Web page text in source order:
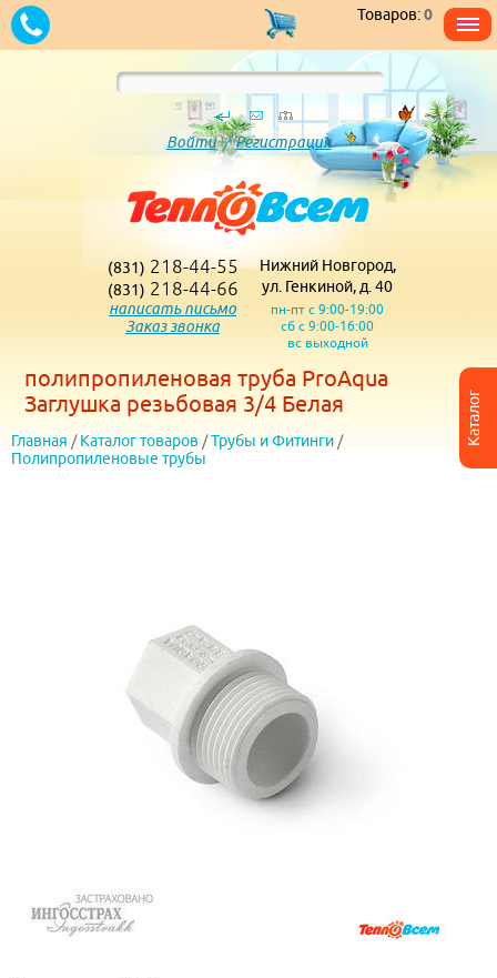
Каталог
Товаров:0
Войти/Регистрация
(831) 218-44-55
(831) 218-44-66
написать письмо
Заказ звонка
Нижний Новгород,
ул. Генкиной, д. 40
пн-пт с 9:00-19:00
сб с 9:00-16:00
вс выходной
полипропиленовая труба ProAqua
Заглушка резьбовая 3/4 Белая
Главная / Каталог товаров /Трубы и Фитинги /
Полипропиленовые трубы